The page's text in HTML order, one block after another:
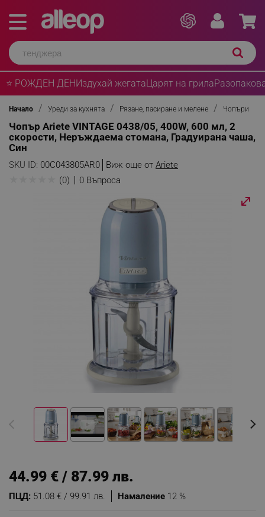
⭐ РОЖДЕН ДЕНИздухай жегатаЦарят на грила
Начало Уреди за кухнята Рязане, пасиране и мелене Чопъри
Чопър Ariete VINTAGE 0438/05, 400W, 600 мл, 2
скорости, Неръждаема стомана, Градуирана чаша,
Син
SKU ID: 00C043805AR0 Виж още от Ariete
(0) 0 Въпроса
Намаление 12 %
ПЦД: 51.08 € / 99.91 лв.
44.99 € / 87.99 лв.